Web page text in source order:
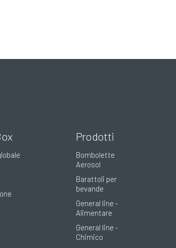
Prodotti
Bombolette
Aerosol
Barattoli per
bevande
General line -
Alimentare
General line -
Chimico